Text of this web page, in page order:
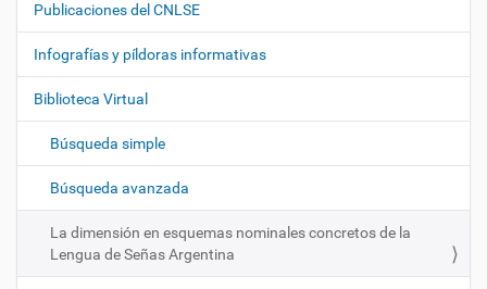
e
g
a
i
n
Publicaciones del CNLSE
Infografías y píldoras informativas
Biblioteca Virtual
Búsqueda simple
Búsqueda avanzada
La dimensión en esquemas nominales concretos de la
Lengua de Señas Argentina